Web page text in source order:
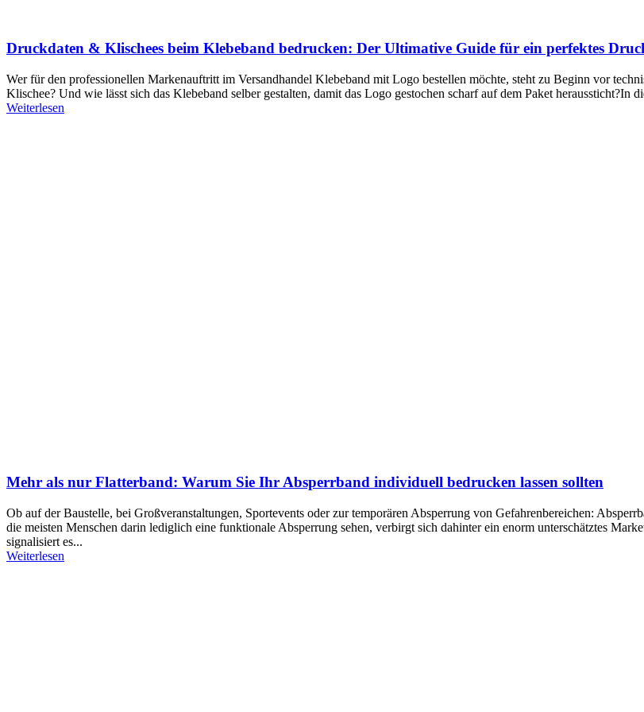
Druckdaten & Klischees beim Klebeband bedrucken: Der Ultimative Guide für ein perfektes
Wer für den professionellen Markenauftritt im Versandhandel Klebeband mit Logo bestellen möchte, steht zu Beginn vor
Klischee? Und wie lässt sich das Klebeband selber gestalten, damit das Logo gestochen scharf auf dem Paket heraussticht?In
Weiterlesen
Mehr als nur Flatterband: Warum Sie Ihr Absperrband individuell bedrucken lassen sollten
Ob auf der Baustelle, bei Großveranstaltungen, Sportevents oder zur temporären Absperrung von Gefahrenbereichen:
die meisten Menschen darin lediglich eine funktionale Absperrung sehen, verbirgt sich dahinter ein enorm unterschätztes
signalisiert es...
Weiterlesen